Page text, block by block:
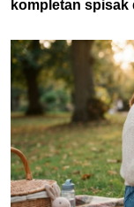
kompletan